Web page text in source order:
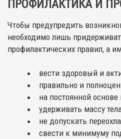
ПРОФИЛАКТИКА И
Чтобы предупредить
необходимо лишь
профилактических правил, а
вести здоровый и
правильно и
на постоянной основе
удерживать массу
не допускать
свести к минимуму